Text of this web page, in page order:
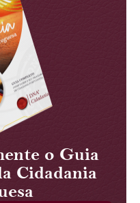
o Guia
Cidadania